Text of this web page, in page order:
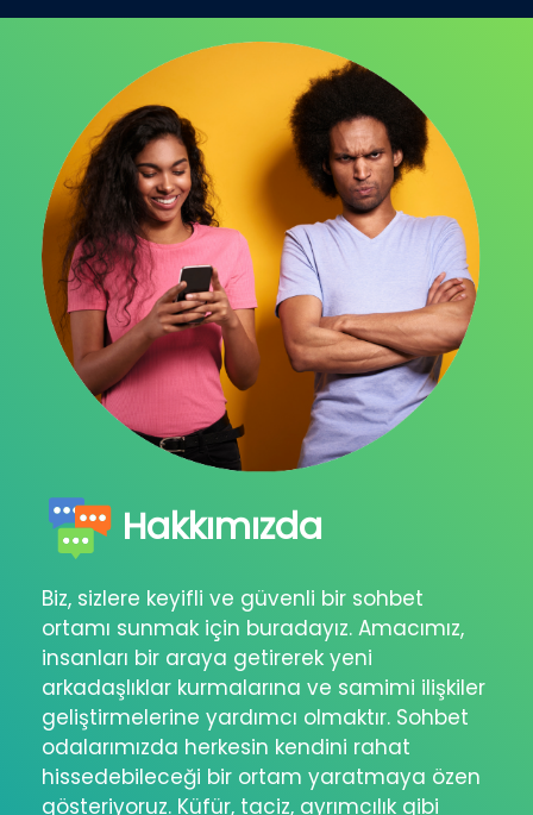
Hakkımızda
Biz, sizlere keyifli ve güvenli bir sohbet
ortamı sunmak için buradayız. Amacımız,
insanları bir araya getirerek yeni
arkadaşlıklar kurmalarına ve samimi ilişkiler
geliştirmelerine yardımcı olmaktır. Sohbet
odalarımızda herkesin kendini rahat
hissedebileceği bir ortam yaratmaya özen
gösteriyoruz. Küfür, taciz, ayrımcılık gibi